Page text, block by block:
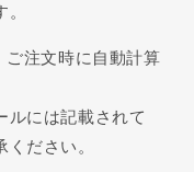
注文時に自動計算
ルには記載されて
ださい。